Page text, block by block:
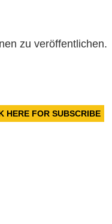
zu veröffentlichen.
HERE FOR SUBSCRIBE